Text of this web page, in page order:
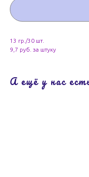
13 гр./30 шт.
9,7 руб. за штуку
А ещё у нас